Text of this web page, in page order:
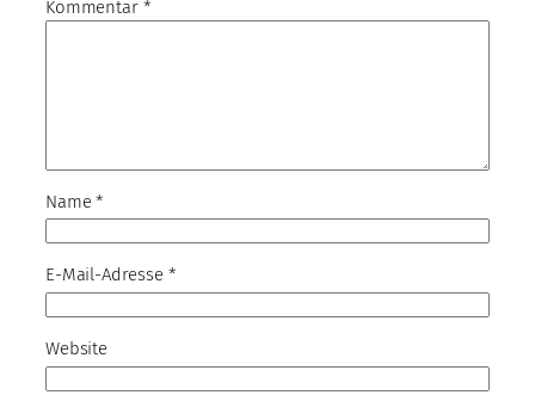
Kommentar *
Name*
E-Mail-Adresse *
Website